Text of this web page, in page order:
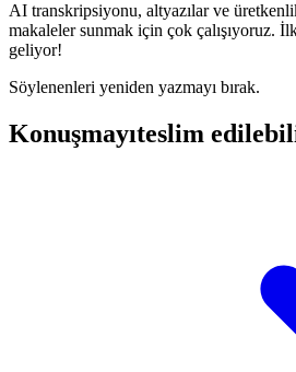
AI transkripsiyonu, altyazılar ve
makaleler sunmak için çok çalışıyoruz. İlk
geliyor!
Söylenenleri yeniden yazmayı bırak.
Konuşmayıteslim